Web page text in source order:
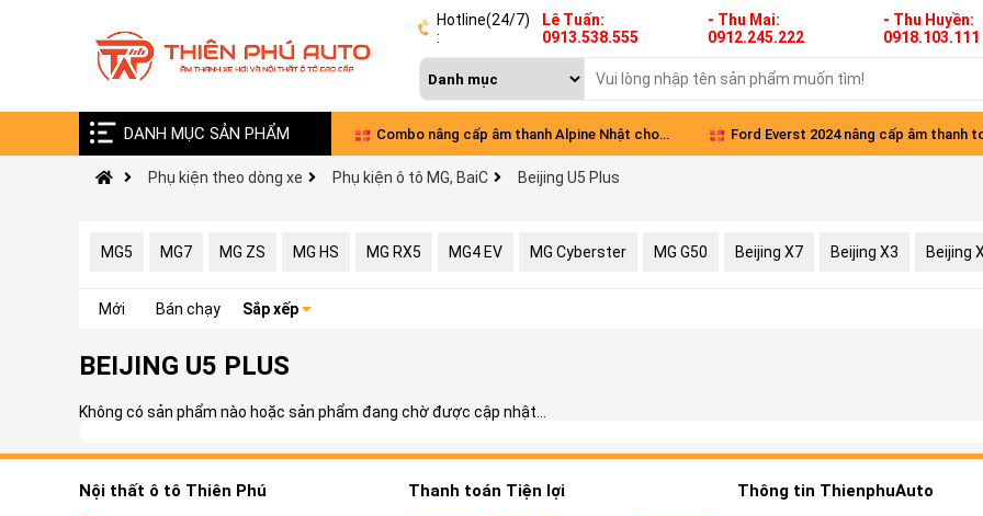
Hotline(24/7)
:
Lê Tuấn:
0913.538.555
- Thu Mai:
0912.245.222
- Thu Huyền:
0918.103.111
DANH MỤC SẢN PHẨM
Vinfast VF9 nâng cấp âm thanh Đức - Pháp Combo nâng cấp âm thanh Alpine Nhật cho
xe VinFast Limo Green
Ford Everst 2024 nâng cấp âm thanh
Phụ kiện theo dòng xe Phụ kiện ô tô MG, BaiC Beijing U5 Plus
MG5 MG7 MG ZS MG HS MG RX5 MG4 EV MG Cyberster MG G50 Beijing X7 Beijing X3 Beijing
Mới Bán chạy Sắp xếp
BEIJING U5 PLUS
Không có sản phẩm nào hoặc sản phẩm đang chờ được cập nhật...
Nội thất ô tô Thiên Phú Thanh toán Tiện lợi Thông tin ThienphuAuto